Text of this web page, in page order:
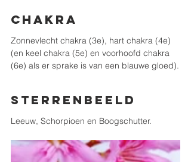
Chakra
Zonnevlecht chakra (3e), hart chakra (4e)
(en keel chakra (5e) en voorhoofd chakra
(6e) als er sprake is van een blauwe gloed).
Sterrenbeeld
Leeuw, Schorpioen en Boogschutter.